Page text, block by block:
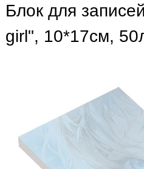
Блок для
girl", 10*17см,